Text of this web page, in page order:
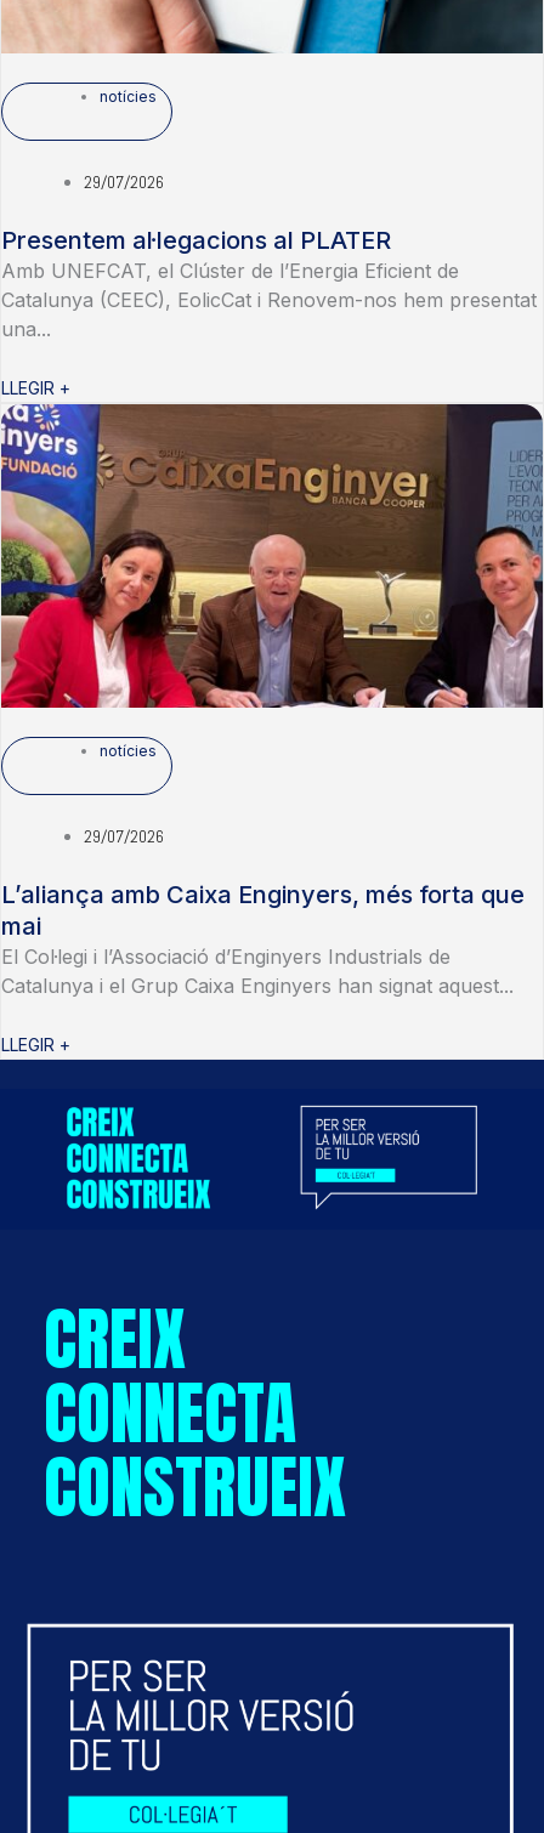
notícies
29/07/2026
Presentem al·legacions al PLATER
Amb UNEFCAT, el Clúster de l’Energia Eficient de
Catalunya (CEEC), EolicCat i Renovem-nos hem presentat
una...
LLEGIR +
notícies
29/07/2026
L’aliança amb Caixa Enginyers, més forta que
mai
El Col·legi i l’Associació d’Enginyers Industrials de
Catalunya i el Grup Caixa Enginyers han signat aquest...
LLEGIR +
CREIX
CONNECTA
CONSTRUEIX